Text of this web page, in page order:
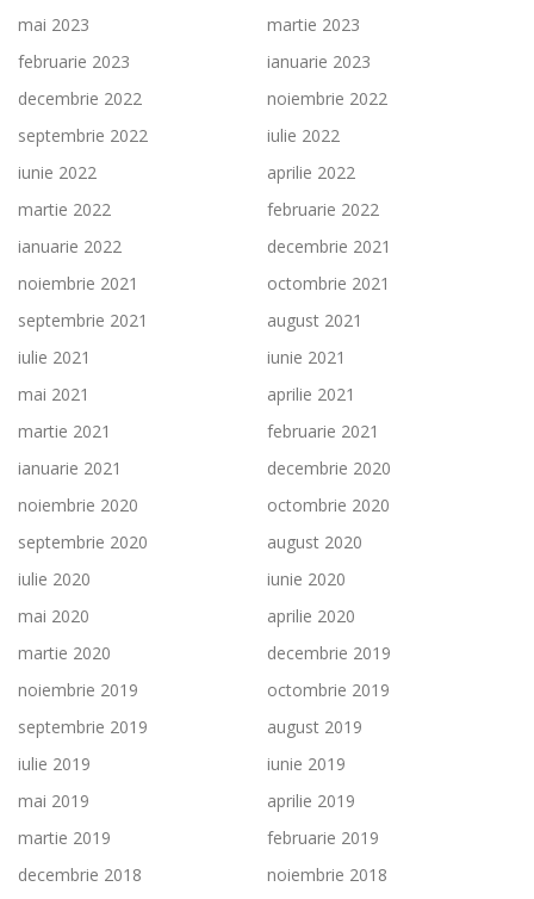
mai 2023
martie 2023
februarie 2023
ianuarie 2023
decembrie 2022
noiembrie 2022
septembrie 2022
iulie 2022
iunie 2022
aprilie 2022
martie 2022
februarie 2022
ianuarie 2022
decembrie 2021
noiembrie 2021
octombrie 2021
septembrie 2021
august 2021
iulie 2021
iunie 2021
mai 2021
aprilie 2021
martie 2021
februarie 2021
ianuarie 2021
decembrie 2020
noiembrie 2020
octombrie 2020
septembrie 2020
august 2020
iulie 2020
iunie 2020
mai 2020
aprilie 2020
martie 2020
decembrie 2019
noiembrie 2019
octombrie 2019
septembrie 2019
august 2019
iulie 2019
iunie 2019
mai 2019
aprilie 2019
martie 2019
februarie 2019
decembrie 2018
noiembrie 2018